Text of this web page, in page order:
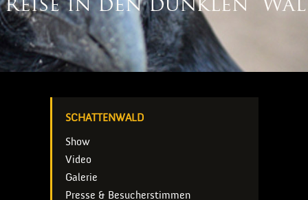
SCHATTENWALD
Show
Video
Galerie
Presse & Besucherstimmen